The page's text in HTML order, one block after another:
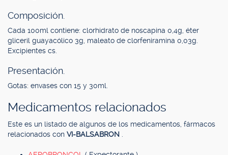
Composición.
Cada 100ml contiene: clorhidrato de noscapina 0,4g, éter
gliceril guayacólico 3g, maleato de clorfeniramina 0,03g.
Excipientes cs.
Presentación.
Gotas: envases con 15 y 30ml.
Medicamentos relacionados
Este es un listado de algunos de los medicamentos, fármacos
relacionados con VI-BALSABRON